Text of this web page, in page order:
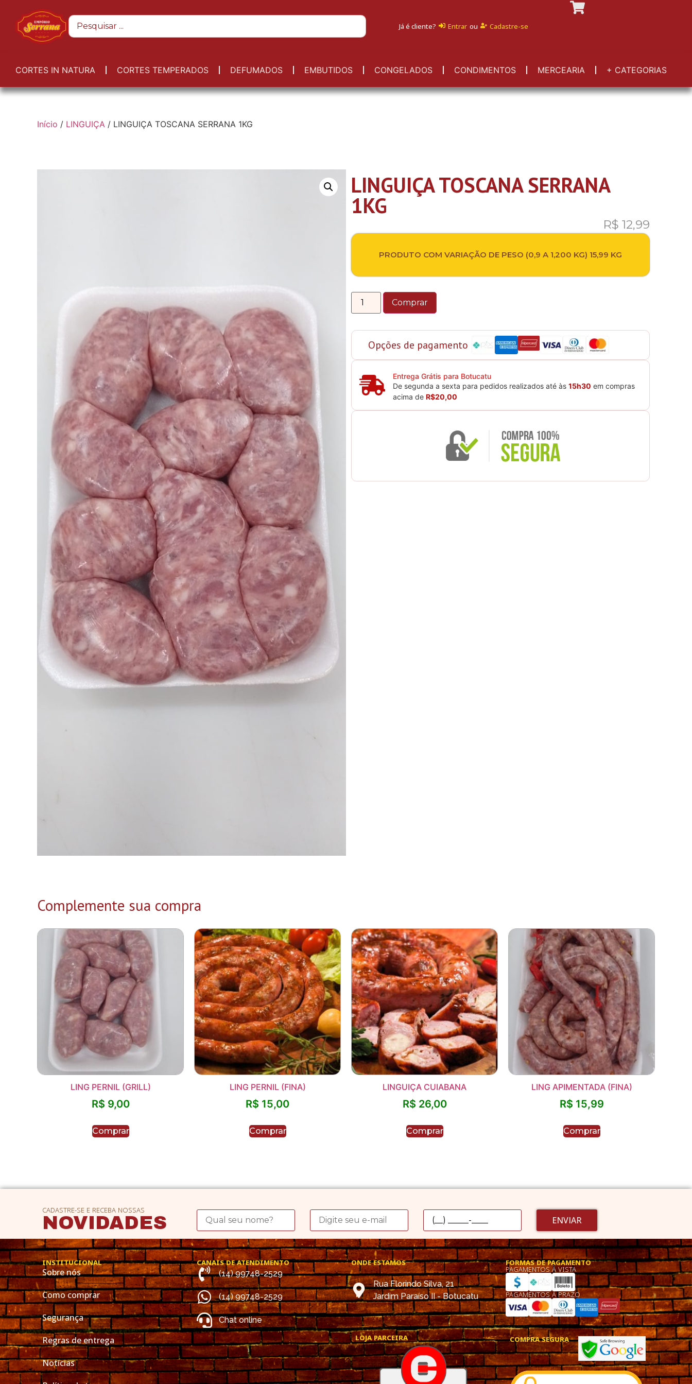
Já é cliente? Entrar ou Cadastre-se
CORTES IN NATURA CORTES TEMPERADOS DEFUMADOS EMBUTIDOS CONGELADOS CONDIMENTOS MERCEARIA + CATEGORIAS
Início / LINGUIÇA / LINGUIÇA TOSCANA SERRANA 1KG
LINGUIÇA TOSCANA SERRANA
1KG
R$ 12,99
PRODUTO COM VARIAÇÃO DE PESO (0,9 A 1,200 KG) 15,99 KG
Comprar
Opções de pagamento
Entrega Grátis para Botucatu
De segunda a sexta para pedidos realizados até às 15h30 em compras
acima de R$20,00
Complemente sua compra
LING PERNIL (GRILL)
R$ 9,00
Comprar
LING PERNIL (FINA)
R$ 15,00
Comprar
LINGUIÇA CUIABANA
R$ 26,00
Comprar
LING APIMENTADA (FINA)
R$ 15,99
Comprar
CADASTRE-SE E RECEBA NOSSAS
NOVIDADES ENVIAR
INSTITUCIONAL
Sobre nós
Como comprar
Segurança
Regras de entrega
Notícias
CANAIS DE ATENDIMENTO
(14) 99748-2529
(14) 99748-2529
Chat online
ONDE ESTAMOS
Rua Florindo Silva, 21
Jardim Paraíso II - Botucatu
LOJA PARCEIRA
FORMAS DE PAGAMENTO
PAGAMENTOS À VISTA
PAGAMENTOS À PRAZO
COMPRA SEGURA